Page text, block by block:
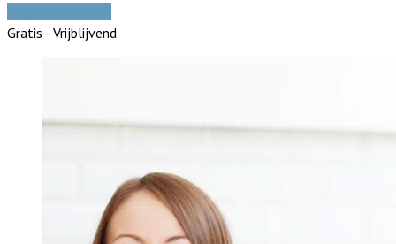
Gratis - Vrijblijvend